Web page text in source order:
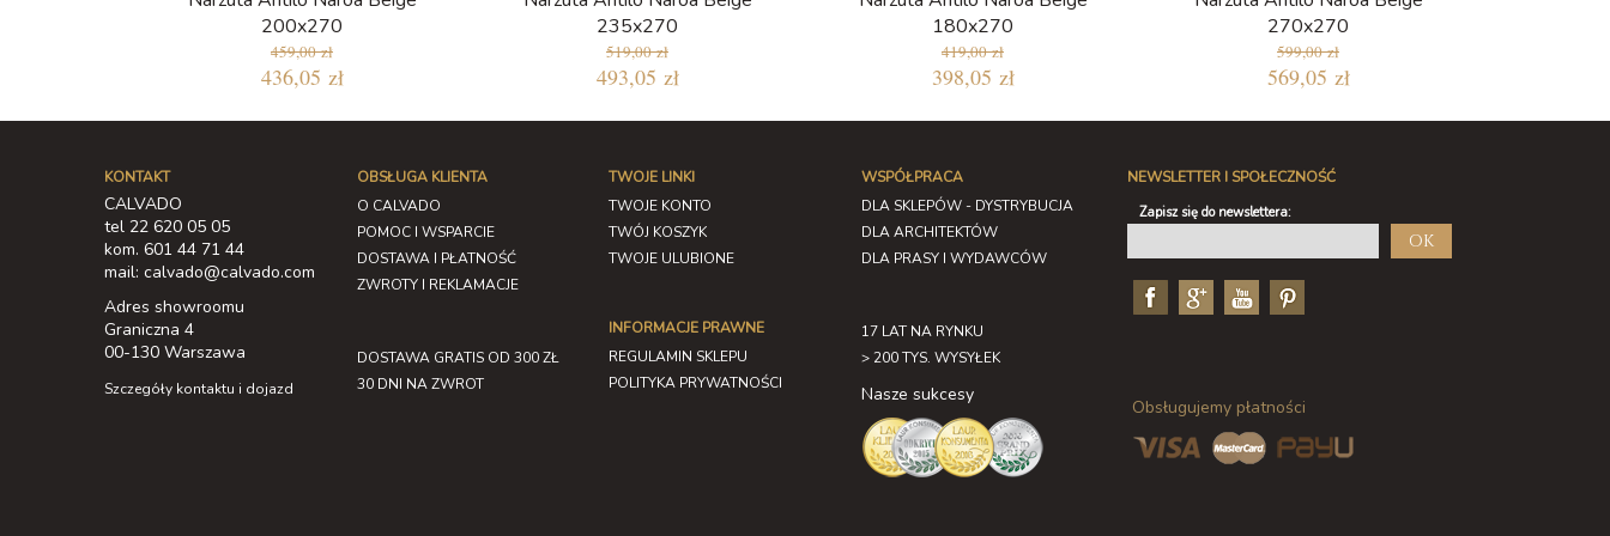
200x270
459,00 zł
436,05 zł
235x270
519,00 zł
493,05 zł
180x270
419,00 zł
398,05 zł
270x270
599,00 zł
569,05 zł
KONTAKT
CALVADO
tel 22 620 05 05
kom. 601 44 71 44
mail: calvado@calvado.com
Adres showroomu
Graniczna 4
00-130 Warszawa
Szczegóły kontaktu i dojazd
OBSŁUGA KLIENTA
O CALVADO
POMOC I WSPARCIE
DOSTAWA I PŁATNOŚĆ
ZWROTY I REKLAMACJE
DOSTAWA GRATIS OD 300 ZŁ
30 DNI NA ZWROT
TWOJE LINKI
TWOJE KONTO
TWÓJ KOSZYK
TWOJE ULUBIONE
INFORMACJE PRAWNE
REGULAMIN SKLEPU
POLITYKA PRYWATNOŚCI
WSPÓŁPRACA
DLA SKLEPÓW - DYSTRYBUCJA
DLA ARCHITEKTÓW
DLA PRASY I WYDAWCÓW
17 LAT NA RYNKU
> 200 TYS. WYSYŁEK
Nasze sukcesy
NEWSLETTER I SPOŁECZNOŚĆ
Zapisz się do newslettera:
OK
Obsługujemy płatności